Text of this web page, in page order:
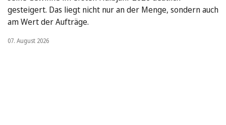
gesteigert. Das liegt nicht nur an der Menge, sondern auch
am Wert der Aufträge.
07. August 2026